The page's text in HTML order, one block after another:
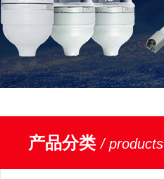
产品分类/ products